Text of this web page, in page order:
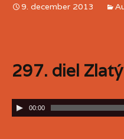
9. december 2013
297. diel
00:00